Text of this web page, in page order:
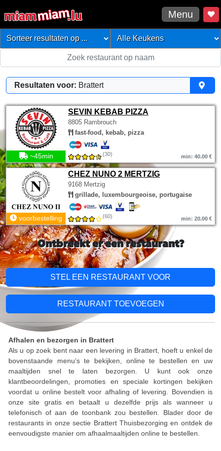
Menu
Resultaten voor: Brattert
SEVIN KEBAB PIZZA
8805 Rambrouch
fast-food, kebab, pizza
~45min (30) min: 40.00 €
CHEZ NUNO 2 MERTZIG
9168 Mertzig
grillade, luxembourgeoise, portugaise
voorbestelling (60) min: 20.00 €
Ontbreekt er een restaurant?
STEL EEN RESTAURANT VOOR
RESTAURANT TOEVOEGEN
Afhalen en bezorgen in Brattert
Als u op zoek bent naar een levering in Brattert, hoeft u enkel de
bovenstaande menu’s te bekijken, online te bestellen en uw
maaltijden snel te laten bezorgen. U kunt ook onze
klantbeoordelingen, promoties en speciale kortingen bekijken
voordat u online bestelt voor afhaling of levering. Bovendien is
onze site gratis en betaalt u dezelfde prijs als wanneer u
telefonisch of aan de toonbank zou bestellen. Blader door de
restaurants in onze sectie Brattert Thuisbezorging en ontdek de
eenvoudigste manier om afhaalmaaltijden online te bestellen.